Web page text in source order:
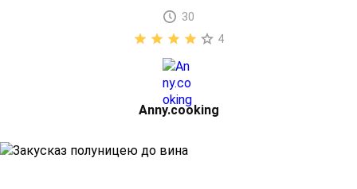
30
4
Аnny.cooking